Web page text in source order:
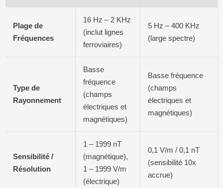
Plage de
Fréquences
16 Hz – 2 KHz
(inclut lignes
ferroviaires)
5 Hz – 400 KHz
(large spectre)
Type de
Rayonnement
Basse
fréquence
(champs
électriques et
magnétiques)
Basse fréquence
(champs
électriques et
magnétiques)
Sensibilité /
Résolution
1 – 1999 nT
(magnétique),
1 – 1999 V/m
(électrique)
0,1 V/m / 0,1 nT
(sensibilité 10x
accrue)